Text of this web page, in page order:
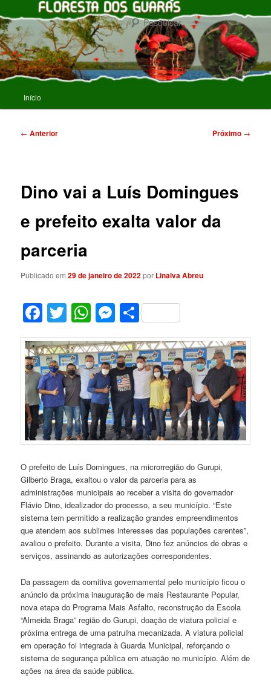
para
o
conteúdo
principalFLORESTA DOS GUARAS
principal
Início
Navegação
← Anterior Próximo →
Dino vai a Luís Domingues
e prefeito exalta valor da
parceria
Publicado em29 de janeiro de 2022por Linalva Abreu
Facebook
Twitter
WhatsApp
Messenger
Share
O prefeito de Luís Domingues, na microrregião do Gurupi,
Gilberto Braga, exaltou o valor da parceria para as
administrações municipais ao receber a visita do governador
Flávio Dino, idealizador do processo, a seu município. “Este
sistema tem permitido a realização grandes empreendimentos
que atendem aos sublimes interesses das populações carentes”,
avaliou o prefeito. Durante a visita, Dino fez anúncios de obras e
serviços, assinando as autorizações correspondentes.
Da passagem da comitiva governamental pelo município ficou o
anúncio da próxima inauguração de mais Restaurante Popular,
nova etapa do Programa Mais Asfalto, reconstrução da Escola
“Almeida Braga” região do Gurupi, doação de viatura policial e
próxima entrega de uma patrulha mecanizada. A viatura policial
em operação foi integrada à Guarda Municipal, reforçando o
sistema de segurança pública em atuação no município. Além de
ações na área da saúde pública.